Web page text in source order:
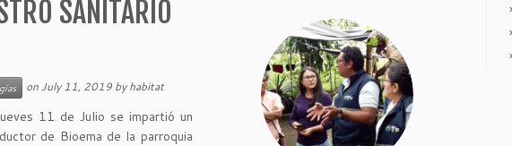
SANITARIO
on July 11, 2019 byhabitat
11 de Julio se impartió un
de Bioema de la parroquia